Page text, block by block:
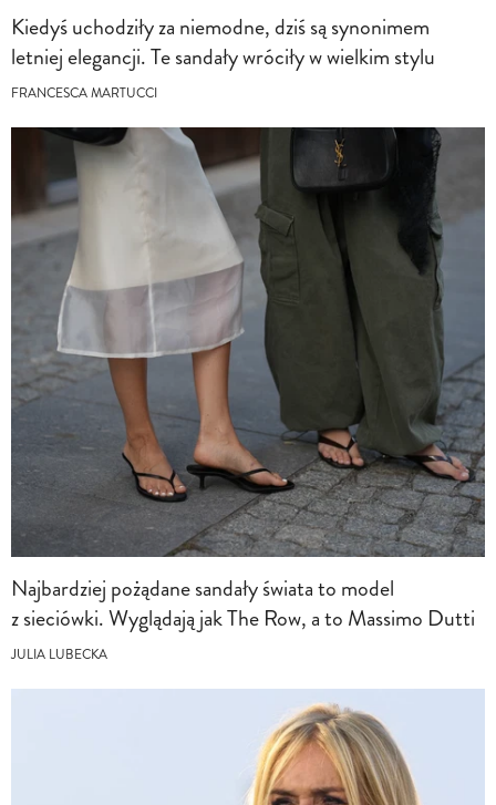
Kiedyś uchodziły za niemodne, dziś są synonimem
letniej elegancji. Te sandały wróciły w wielkim stylu
FRANCESCA MARTUCCI
Najbardziej pożądane sandały świata to model
z sieciówki. Wyglądają jak The Row, a to Massimo Dutti
JULIA LUBECKA